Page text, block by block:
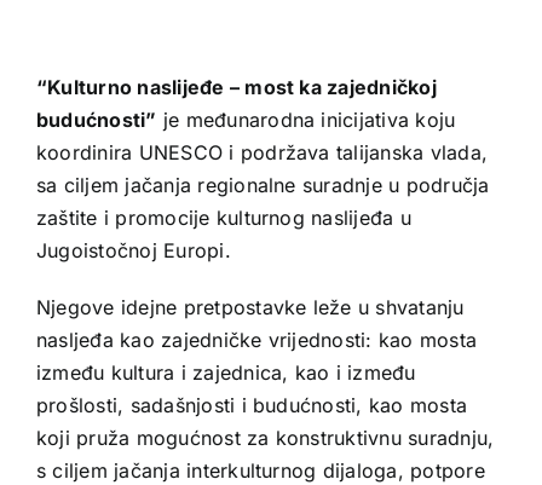
“Kulturno naslijeđe – most ka zajedničkoj
budućnosti” je međunarodna inicijativa koju
koordinira UNESCO i podržava talijanska vlada,
sa ciljem jačanja regionalne suradnje u područja
zaštite i promocije kulturnog naslijeđa u
Jugoistočnoj Europi.
Njegove idejne pretpostavke leže u shvatanju
naslјeđa kao zajedničke vrijednosti: kao mosta
između kultura i zajednica, kao i između
prošlosti, sadašnjosti i budućnosti, kao mosta
koji pruža mogućnost za konstruktivnu suradnju,
s ciljem jačanja interkulturnog dijaloga, potpore